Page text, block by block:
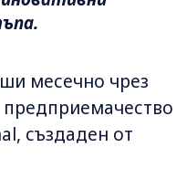
месечно чрез
предприемачество
създаден от